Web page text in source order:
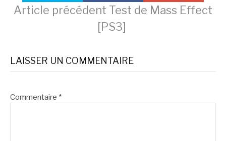
Lire
la
suite
Article précédent Test de Mass Effect
[PS3]
LAISSER UN COMMENTAIRE
Commentaire *